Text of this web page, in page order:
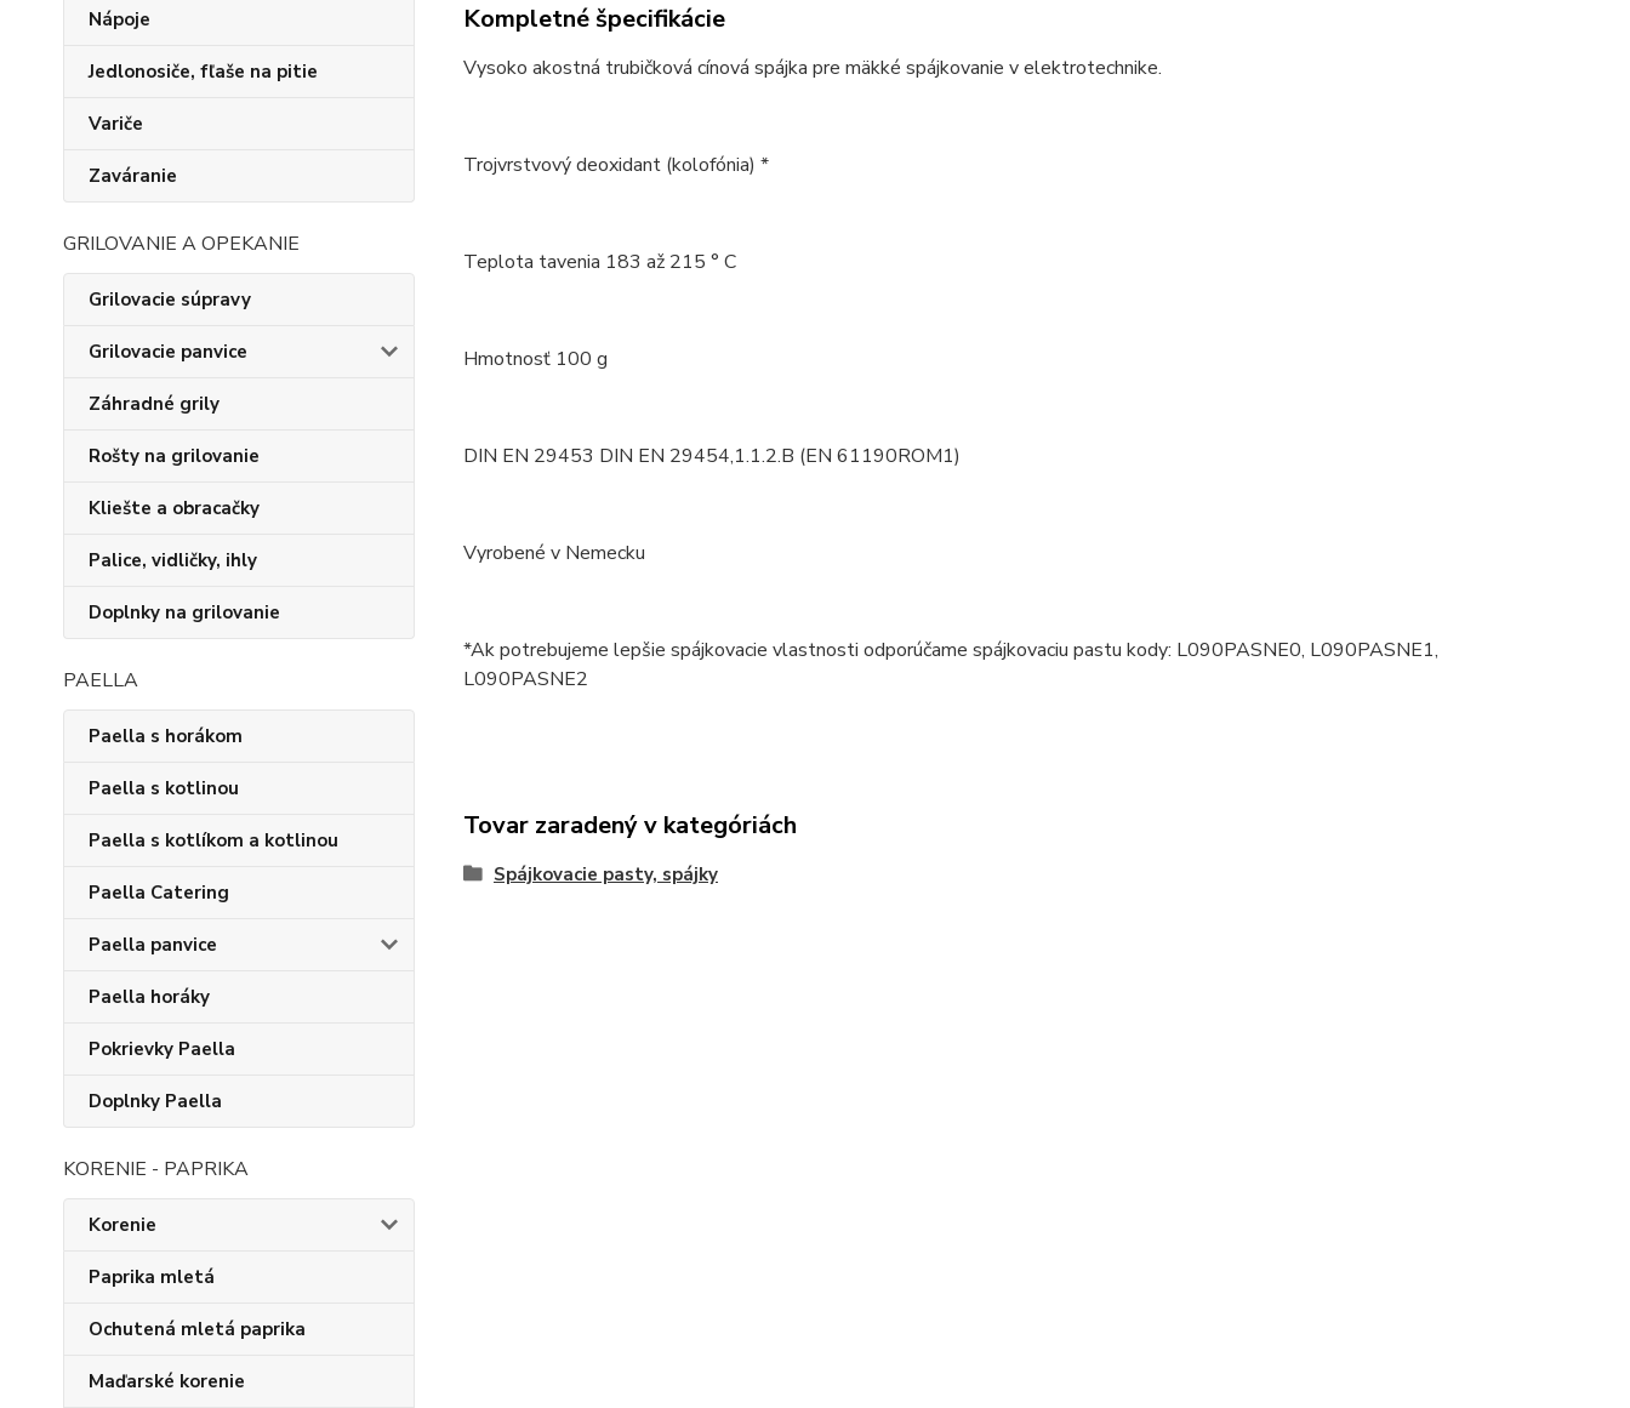
Nápoje
Jedlonosiče, fľaše na pitie
Variče
Zaváranie
GRILOVANIE A OPEKANIE
Grilovacie súpravy
Grilovacie panvice
Záhradné grily
Rošty na grilovanie
Kliešte a obracačky
Palice, vidličky, ihly
Doplnky na grilovanie
PAELLA
Paella s horákom
Paella s kotlinou
Paella s kotlíkom a kotlinou
Paella Catering
Paella panvice
Paella horáky
Pokrievky Paella
Doplnky Paella
KORENIE - PAPRIKA
Korenie
Paprika mletá
Ochutená mletá paprika
Maďarské korenie
Kompletné špecifikácie
Vysoko akostná trubičková cínová spájka pre mäkké spájkovanie v elektrotechnike.
Trojvrstvový deoxidant (kolofónia) *
Teplota tavenia 183 až 215 ° C
Hmotnosť 100 g
DIN EN 29453 DIN EN 29454,1.1.2.B (EN 61190ROM1)
Vyrobené v Nemecku
*Ak potrebujeme lepšie spájkovacie vlastnosti odporúčame spájkovaciu pastu kody: L090PASNE0, L090PASNE1,
L090PASNE2
Tovar zaradený v kategóriách
Spájkovacie pasty, spájky